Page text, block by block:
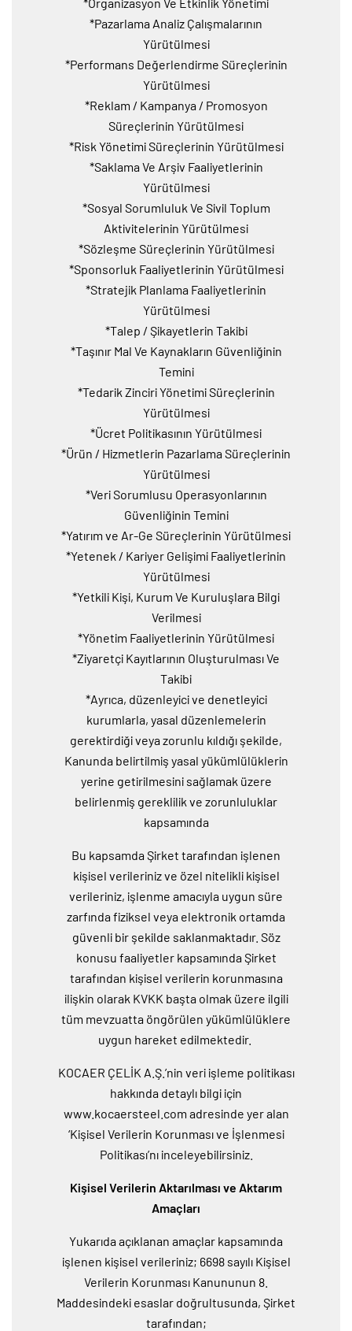
*Pazarlama Analiz Çalışmalarının
Yürütülmesi
*Performans Değerlendirme Süreçlerinin
Yürütülmesi
*Reklam / Kampanya / Promosyon
Süreçlerinin Yürütülmesi
*Risk Yönetimi Süreçlerinin Yürütülmesi
*Saklama Ve Arşiv Faaliyetlerinin
Yürütülmesi
*Sosyal Sorumluluk Ve Sivil Toplum
Aktivitelerinin Yürütülmesi
*Sözleşme Süreçlerinin Yürütülmesi
*Sponsorluk Faaliyetlerinin Yürütülmesi
*Stratejik Planlama Faaliyetlerinin
Yürütülmesi
*Talep / Şikayetlerin Takibi
*Taşınır Mal Ve Kaynakların Güvenliğinin
Temini
*Tedarik Zinciri Yönetimi Süreçlerinin
Yürütülmesi
*Ücret Politikasının Yürütülmesi
*Ürün / Hizmetlerin Pazarlama Süreçlerinin
Yürütülmesi
*Veri Sorumlusu Operasyonlarının
Güvenliğinin Temini
*Yatırım ve Ar-Ge Süreçlerinin Yürütülmesi
*Yetenek / Kariyer Gelişimi Faaliyetlerinin
Yürütülmesi
*Yetkili Kişi, Kurum Ve Kuruluşlara Bilgi
Verilmesi
*Yönetim Faaliyetlerinin Yürütülmesi
*Ziyaretçi Kayıtlarının Oluşturulması Ve
Takibi
*Ayrıca, düzenleyici ve denetleyici
kurumlarla, yasal düzenlemelerin
gerektirdiği veya zorunlu kıldığı şekilde,
Kanunda belirtilmiş yasal yükümlülüklerin
yerine getirilmesini sağlamak üzere
belirlenmiş gereklilik ve zorunluluklar
kapsamında
Bu kapsamda Şirket tarafından işlenen
kişisel verileriniz ve özel nitelikli kişisel
verileriniz, işlenme amacıyla uygun süre
zarfında fiziksel veya elektronik ortamda
güvenli bir şekilde saklanmaktadır. Söz
konusu faaliyetler kapsamında Şirket
tarafından kişisel verilerin korunmasına
ilişkin olarak KVKK başta olmak üzere ilgili
tüm mevzuatta öngörülen yükümlülüklere
uygun hareket edilmektedir.
KOCAER ÇELİK A.Ş.’nin veri işleme politikası
hakkında detaylı bilgi için
www.kocaersteel.com adresinde yer alan
‘Kişisel Verilerin Korunması ve İşlenmesi
Politikası’nı inceleyebilirsiniz.
Kişisel Verilerin Aktarılması ve Aktarım
Amaçları
Yukarıda açıklanan amaçlar kapsamında
işlenen kişisel verileriniz; 6698 sayılı Kişisel
Verilerin Korunması Kanununun 8.
Maddesindeki esaslar doğrultusunda, Şirket
tarafından;